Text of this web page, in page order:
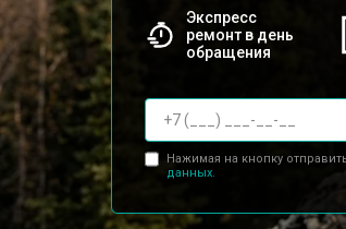
Экспресс
ремонт в день
обращения
Нажимая на кнопку
данных.